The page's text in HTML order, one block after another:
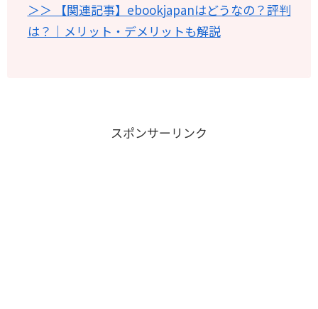
＞＞ 【関連記事】ebookjapanはどうなの？評判
は？｜メリット・デメリットも解説
スポンサーリンク